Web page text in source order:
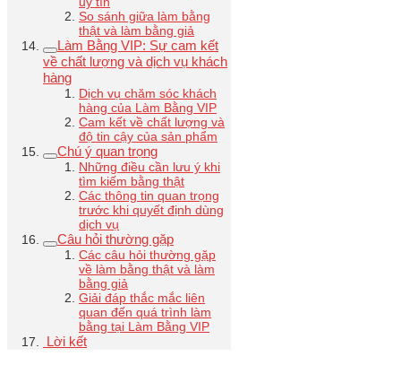
So sánh giữa làm bằng
thật và làm bằng giả
Làm Bằng VIP: Sự cam kết
về chất lượng và dịch vụ khách
hàng
Dịch vụ chăm sóc khách
hàng của Làm Bằng VIP
Cam kết về chất lượng và
độ tin cậy của sản phẩm
Chú ý quan trọng
Những điều cần lưu ý khi
tìm kiếm bằng thật
Các thông tin quan trọng
trước khi quyết định dùng
dịch vụ
Câu hỏi thường gặp
Các câu hỏi thường gặp
về làm bằng thật và làm
bằng giả
Giải đáp thắc mắc liên
quan đến quá trình làm
bằng tại Làm Bằng VIP
Lời kết